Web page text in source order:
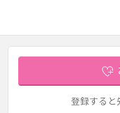
登録すると